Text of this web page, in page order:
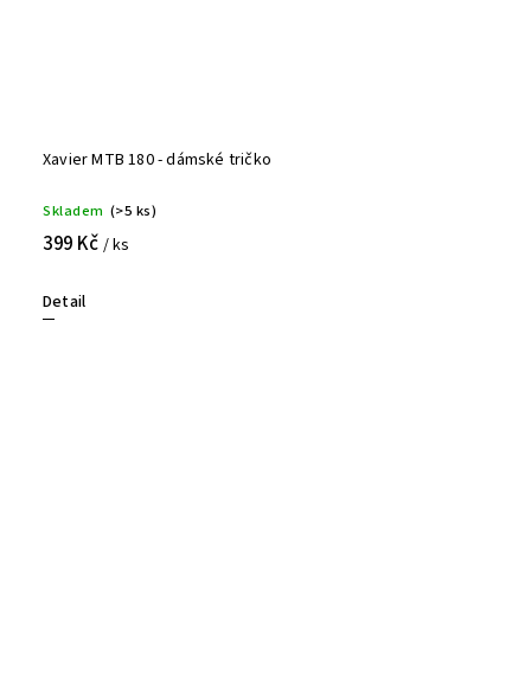
Xavier MTB 180 - dámské tričko
Skladem (>5 ks)
399 Kč / ks
Detail